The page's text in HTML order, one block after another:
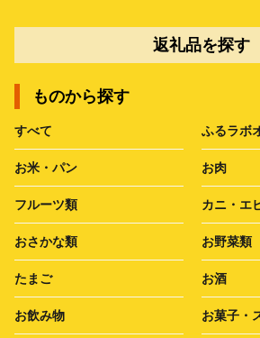
返礼品を探す
ものから探す
すべて ふるラボ
お米・パン お肉
フルーツ類 カニ・エ
おさかな類 お野菜類
たまご お酒
お飲み物 お菓子・